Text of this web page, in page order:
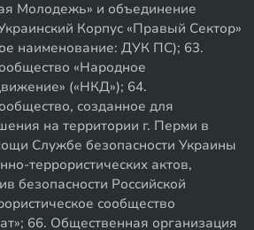
Молодежь» и объединение
Корпус «Правый Сектор»
наименование: ДУК ПС); 63.
«Народное
(«НКД»); 64.
созданное для
на территории г. Перми в
Службе безопасности Украины
террористических актов,
безопасности Российской
сообщество
66. Общественная организация